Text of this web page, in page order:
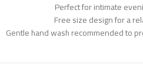
Perfect for intimate
Free size design for a
Gentle hand wash recommended to